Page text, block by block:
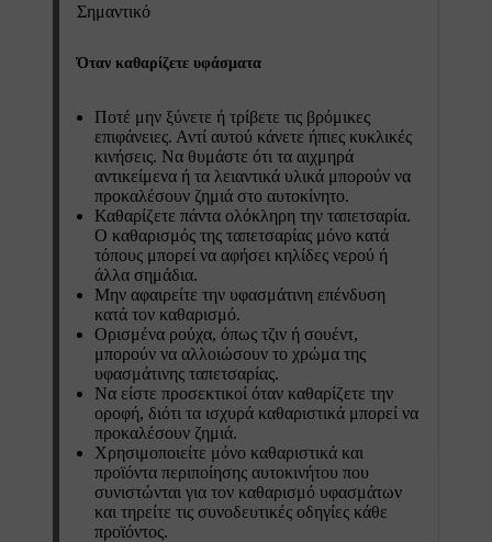
Σημαντικό
Όταν καθαρίζετε υφάσματα
Ποτέ μην ξύνετε ή τρίβετε τις βρόμικες
επιφάνειες. Αντί αυτού κάνετε ήπιες κυκλικές
κινήσεις. Να θυμάστε ότι τα αιχμηρά
αντικείμενα ή τα λειαντικά υλικά μπορούν να
προκαλέσουν ζημιά στο αυτοκίνητο.
Καθαρίζετε πάντα ολόκληρη την ταπετσαρία.
Ο καθαρισμός της ταπετσαρίας μόνο κατά
τόπους μπορεί να αφήσει κηλίδες νερού ή
άλλα σημάδια.
Μην αφαιρείτε την υφασμάτινη επένδυση
κατά τον καθαρισμό.
Ορισμένα ρούχα, όπως τζιν ή σουέντ,
μπορούν να αλλοιώσουν το χρώμα της
υφασμάτινης ταπετσαρίας.
Να είστε προσεκτικοί όταν καθαρίζετε την
οροφή, διότι τα ισχυρά καθαριστικά μπορεί να
προκαλέσουν ζημιά.
Χρησιμοποιείτε μόνο καθαριστικά και
προϊόντα περιποίησης αυτοκινήτου που
συνιστώνται για τον καθαρισμό υφασμάτων
και τηρείτε τις συνοδευτικές οδηγίες κάθε
προϊόντος.